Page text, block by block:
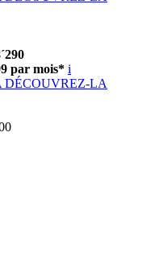
par mois* i
DÉCOUVREZ-LA